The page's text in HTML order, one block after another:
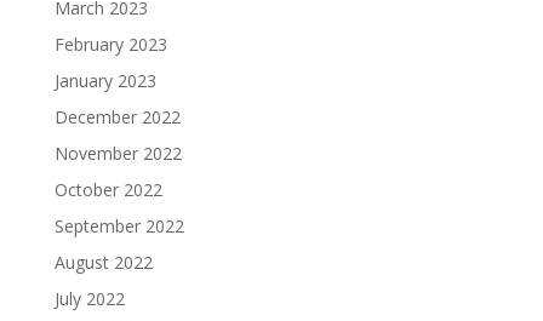
March 2023
February 2023
January 2023
December 2022
November 2022
October 2022
September 2022
August 2022
July 2022